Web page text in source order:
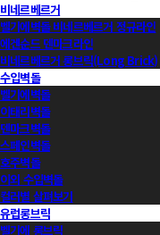
비네르베르거
벨기에벽돌 비네르베르거 정규라인
에겐순드 덴마크라인
비네르베르거 롱브릭(Long Brick)
수입벽돌
벨기에벽돌
이태리벽돌
덴마크벽돌
스페인벽돌
호주벽돌
이외 수입벽돌
컬러별 살펴보기
유럽롱브릭
벨기에 롱브릭